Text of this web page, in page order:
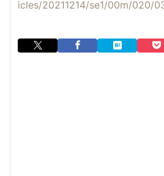
icles/20211214/se1/00m/020/